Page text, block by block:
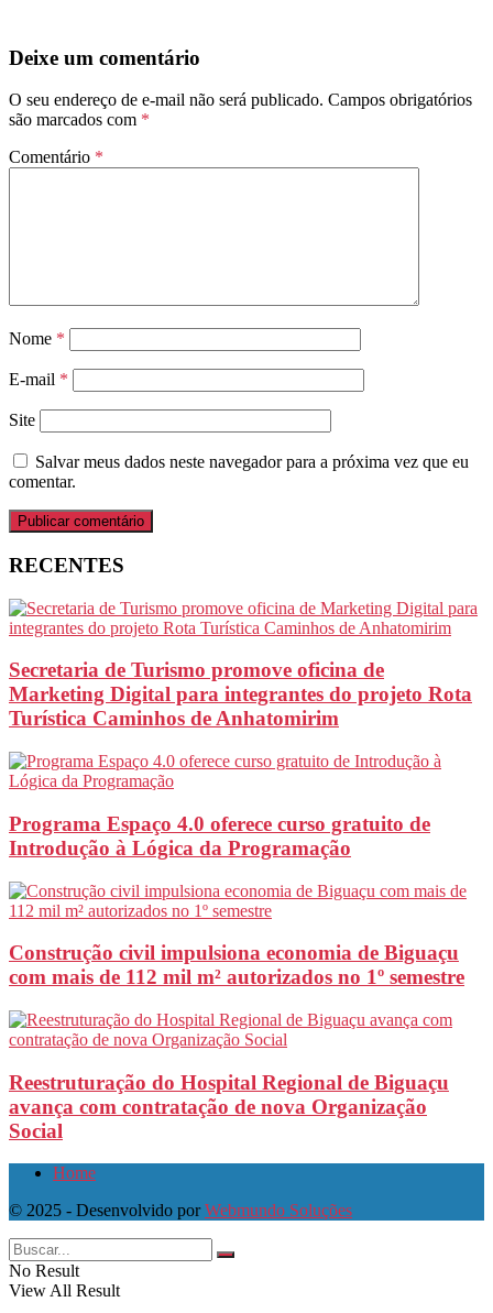
Deixe um comentário
O seu endereço de e-mail não será publicado. Campos obrigatórios
são marcados com *
Comentário *
Nome *
E-mail *
Site
Salvar meus dados neste navegador para a próxima vez que eu
comentar.
RECENTES
Secretaria de Turismo promove oficina de
Marketing Digital para integrantes do projeto Rota
Turística Caminhos de Anhatomirim
Programa Espaço 4.0 oferece curso gratuito de
Introdução à Lógica da Programação
Construção civil impulsiona economia de Biguaçu
com mais de 112 mil m² autorizados no 1º semestre
Reestruturação do Hospital Regional de Biguaçu
avança com contratação de nova Organização
Social
Home
© 2025 - Desenvolvido porWebmundo Soluções
No Result
View All Result